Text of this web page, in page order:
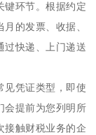
键环节。根据约定
的发票、收据、
过快递、上门递送
见凭证类型，即使
会提前为您列明所
接触财税业务的企